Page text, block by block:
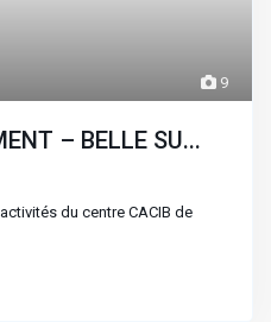
9
– BELLE SU...
du centre CACIB de